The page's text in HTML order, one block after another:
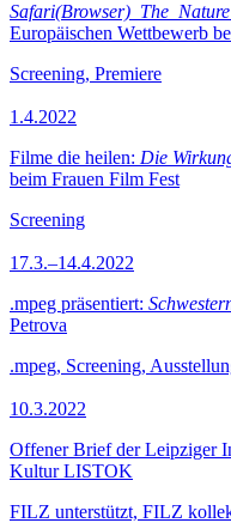
Europäischen Wettbewerb
Screening, Premiere
1.4.2022
Filme die heilen: Die
beim Frauen Film Fest
Screening
17.3.–14.4.2022
.mpeg präsentiert:
Petrova
.mpeg, Screening,
10.3.2022
Offener Brief der Leipziger
Kultur LISTOK
FILZ unterstützt, FILZ